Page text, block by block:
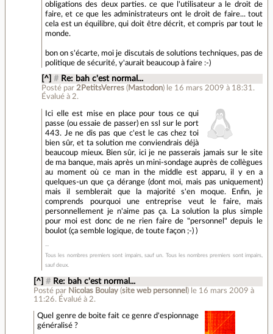
obligations des deux parties. ce que l'utilisateur a le droit de
faire, et ce que les administrateurs ont le droit de faire... tout
cela est un équilibre, qui doit être décrit, et compris par tout le
monde.
bon on s'écarte, moi je discutais de solutions techniques, pas de
politique de sécurité, y'aurait beaucoup à faire :-)
[^] # Re: bah c'est normal...
Posté par 2PetitsVerres ( Mastodon) le 16 mars 2009 à 18:31 .
Évalué à 2.
Ici elle est mise en place pour tous ce qui
passe (ou essaie de passer) en ssl sur le port
443. Je ne dis pas que c'est le cas chez toi
bien sûr, et ta solution me conviendrais déjà
beaucoup mieux. Bien sûr, ici je ne passerais jamais sur le site
de ma banque, mais après un mini-sondage auprès de collègues
au moment où ce man in the middle est apparu, il y en a
quelques-un que ça dérange (dont moi, mais pas uniquement)
mais il semblerait que la majorité s'en moque. Enfin, je
comprends pourquoi une entreprise veut le faire, mais
personnellement je n'aime pas ça. La solution la plus simple
pour moi est donc de ne rien faire de "personnel" depuis le
boulot (ça semble logique, de toute façon ;-) )
Tous les nombres premiers sont impairs, sauf un. Tous les nombres premiers sont impairs,
sauf deux.
[^] # Re: bah c'est normal...
Posté par Nicolas Boulay (site web personnel ) le 16 mars 2009 à
11:26. Évalué à 2.
Quel genre de boite fait ce genre d'espionnage
généralisé ?